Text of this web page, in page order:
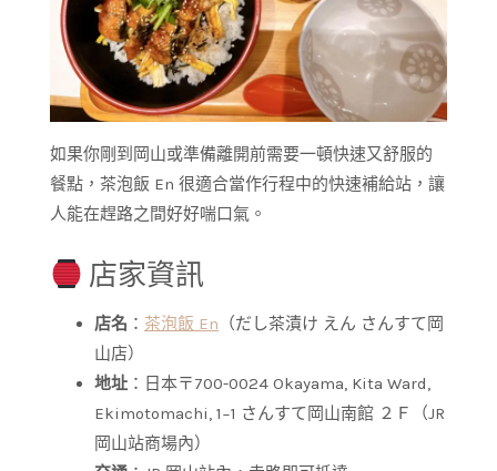
如果你剛到岡山或準備離開前需要一頓快速又舒服的
餐點，茶泡飯 En 很適合當作行程中的快速補給站，讓
人能在趕路之間好好喘口氣。
店家資訊
店名 ： 茶泡飯 En （だし茶漬け えん さんすて岡
山店）
地址 ：日本〒700-0024 Okayama, Kita Ward,
Ekimotomachi, 1−1 さんすて岡山南館 ２Ｆ（JR
岡山站商場內）